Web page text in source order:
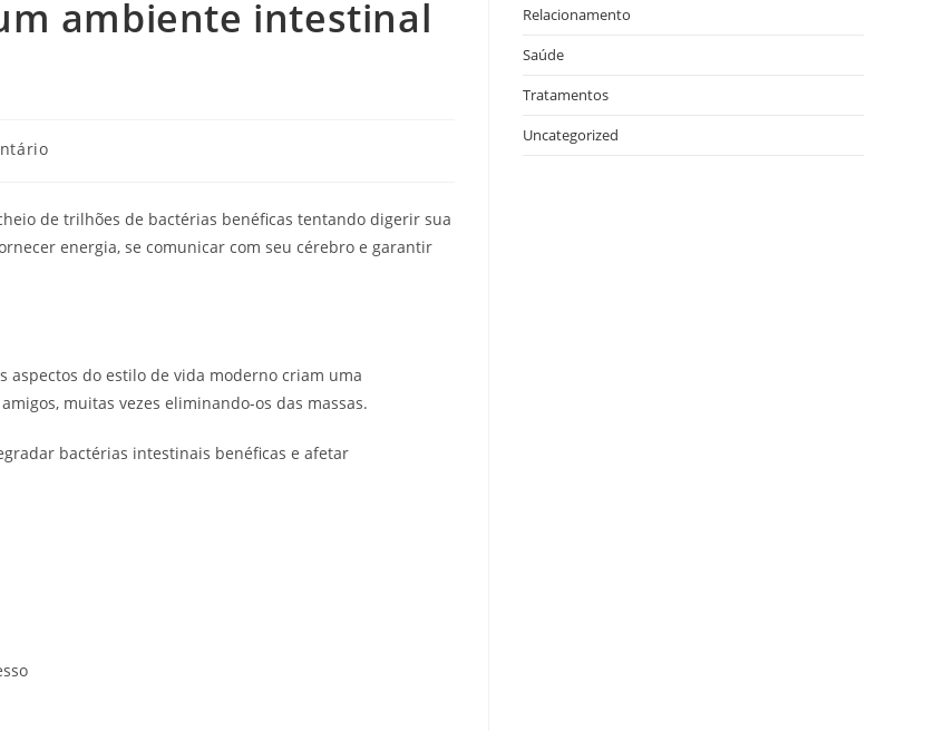
ambiente intestinal
de trilhões de bactérias benéficas tentando digerir sua
energia, se comunicar com seu cérebro e garantir
aspectos do estilo de vida moderno criam uma
muitas vezes eliminando-os das massas.
bactérias intestinais benéficas e afetar
Relacionamento
Saúde
Tratamentos
Uncategorized